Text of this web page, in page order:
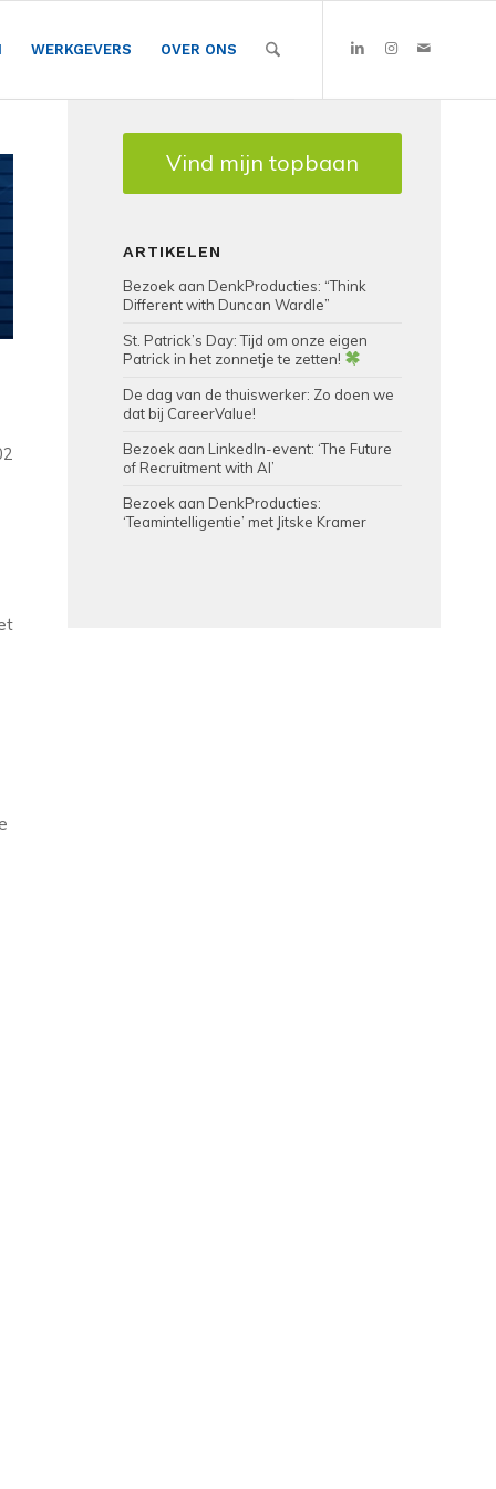
WERKGEVERS OVER ONS
Vind mijn topbaan
ARTIKELEN
Bezoek aan DenkProducties: “Think
Different with Duncan Wardle”
St. Patrick’s Day: Tijd om onze eigen
Patrick in het zonnetje te zetten!
De dag van de thuiswerker: Zo doen we
dat bij CareerValue!
Bezoek aan LinkedIn-event: ‘The Future
of Recruitment with AI’
Bezoek aan DenkProducties:
‘Teamintelligentie’ met Jitske Kramer